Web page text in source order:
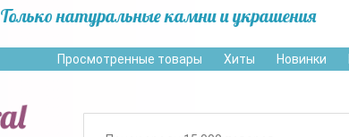
Только натуральные камни и украшения
Просмотренные товары Хиты Новинки